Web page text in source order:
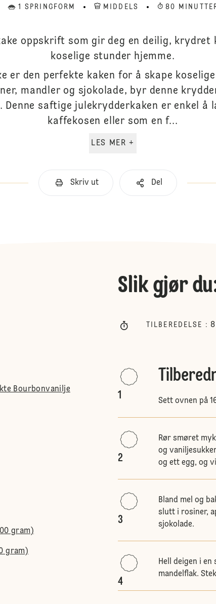
1 SPRINGFORM MIDDELS 80
oppskrift som gir deg en deilig, krydret
koselige stunder hjemme.
er den perfekte kaken for å skape
mandler og sjokolade, byr denne
Denne saftige julekrydderkaken er enkel å
kaffekosen eller som en f...
LES MER +
Skriv ut Del
Bourbonvanilje
gram)
gram)
Slik gjør du
TILBEREDELSE :
1 Sett ovnen på
2
Rør smøret
og
og ett egg, og
3
Bland mel og
slutt i rosiner,
sjokolade.
4
Hell deigen i
mandelflak.